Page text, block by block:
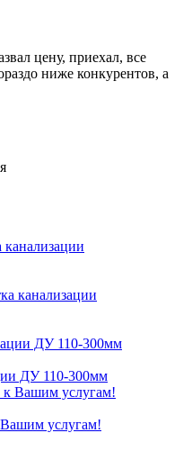
цену, приехал, все
ниже конкурентов, а
ДУ 110-300мм
Вашим услугам!